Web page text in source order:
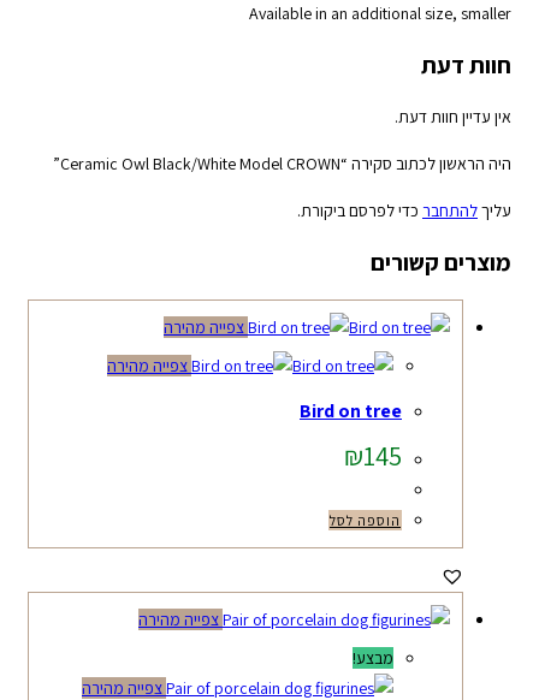
Available in an additional size, smaller
חוות דעת
אין עדיין חוות דעת.
היה הראשון לכתוב סקירה “Ceramic Owl Black/White Model CROWN”
עליךלהתחבר כדי לפרסם ביקורת.
מוצרים קשורים
צפייה מהירה
צפייה מהירה
Bird on tree
₪145
הוספה לסל
צפייה מהירה
מבצע!
צפייה מהירה